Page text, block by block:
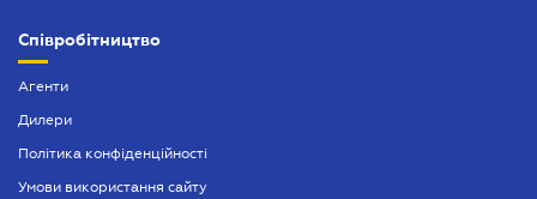
Співробітництво
Агенти
Дилери
Політика конфіденційності
Умови використання сайту